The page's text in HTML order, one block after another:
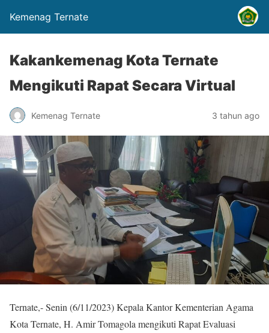
Kemenag Ternate
Kakankemenag Kota Ternate
Mengikuti Rapat Secara Virtual
Kemenag Ternate 3 tahun ago
Ternate,- Senin (6/11/2023) Kepala Kantor Kementerian Agama
Kota Ternate, H. Amir Tomagola mengikuti Rapat Evaluasi